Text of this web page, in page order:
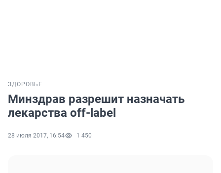
ЗДОРОВЬЕ
Минздрав разрешит назначать
лекарства off-label
28 июля 2017, 16:54 1 450